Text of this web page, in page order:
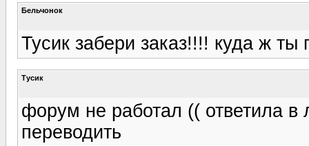
Бельчонок
Тусик забери заказ!!!! куда ж
Тусик
форум не работал (( ответила в
переводить